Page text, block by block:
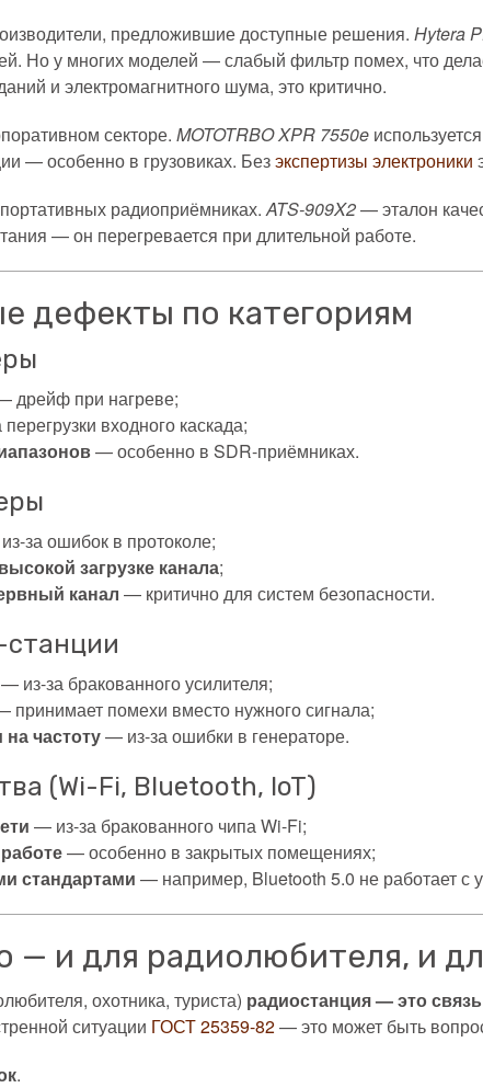
предложившие доступные решения. Hytera
Но у многих моделей — слабый фильтр помех, что
и электромагнитного шума, это критично.
секторе. MOTOTRBO XPR 7550e
— особенно в грузовиках. Безэкспертизы электроники
радиоприёмниках.ATS-909X2— эталон
— он перегревается при длительной работе.
дефекты по категориям
дрейф при нагреве;
входного каскада;
— особенно в SDR-приёмниках.
за ошибок в протоколе;
загрузке канала;
канал — критично для систем безопасности.
станции
— из-за бракованного усилителя;
принимает помехи вместо нужного сигнала;
частоту— из-за ошибки в генераторе.
(Wi-Fi, Bluetooth, IoT)
— из-за бракованного чипа Wi-Fi;
— особенно в закрытых помещениях;
стандартами — например, Bluetooth 5.0 не работает с
— и для радиолюбителя, и
охотника, туриста) радиостанция — это
ситуации ГОСТ 25359-82— это может быть
.